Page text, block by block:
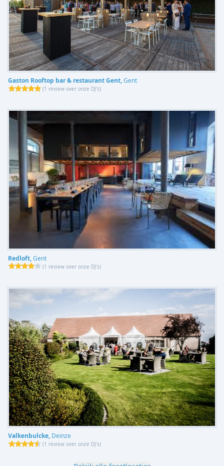
Gaston Rooftop bar & restaurant Gent,Gent
(1 review over onze DJ's)
Redloft,Gent
(1 review over onze DJ's)
Valkenbulcke, Deinze
(1 review over onze DJ's)